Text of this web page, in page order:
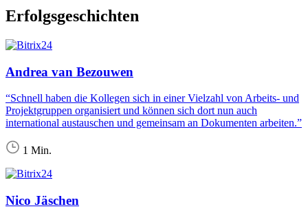
Erfolgsgeschichten
Andrea van Bezouwen
“Schnell haben die Kollegen sich in einer Vielzahl von Arbeits- und
Projektgruppen organisiert und können sich dort nun auch
international austauschen und gemeinsam an Dokumenten arbeiten.”
1 Min.
Nico Jäschen